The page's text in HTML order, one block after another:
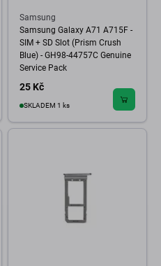
Samsung
Samsung Galaxy A71 A715F -
SIM + SD Slot (Prism Crush
Blue) - GH98-44757C Genuine
Service Pack
25 Kč
SKLADEM 1 ks